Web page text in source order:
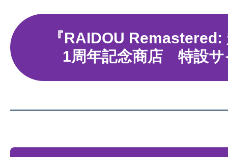
『RAIDOU
1周年記念商店 特設サ